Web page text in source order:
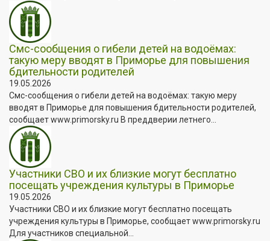
Смс-сообщения о гибели детей на водоёмах:
такую меру вводят в Приморье для повышения
бдительности родителей
19.05.2026
Смс-сообщения о гибели детей на водоёмах: такую меру
вводят в Приморье для повышения бдительности родителей,
сообщает www.primorsky.ru В преддверии летнего...
Участники СВО и их близкие могут бесплатно
посещать учреждения культуры в Приморье
19.05.2026
Участники СВО и их близкие могут бесплатно посещать
учреждения культуры в Приморье, сообщает www.primorsky.ru
Для участников специальной...